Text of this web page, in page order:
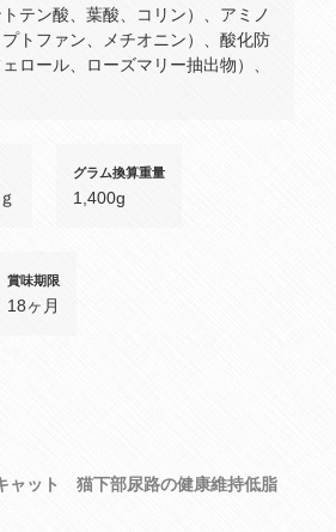
テン酸、葉酸、コリン）、アミノ
トファン、メチオニン）、酸化防
ロール、ローズマリー抽出物）、
グラム換算重量
1,400g
賞味期限
18ヶ月
ャット 猫下部尿路の健康維持低脂